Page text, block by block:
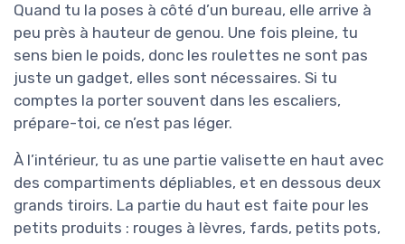
Quand tu la poses à côté d’un bureau, elle arrive à
peu près à hauteur de genou. Une fois pleine, tu
sens bien le poids, donc les roulettes ne sont pas
juste un gadget, elles sont nécessaires. Si tu
comptes la porter souvent dans les escaliers,
prépare-toi, ce n’est pas léger.
À l’intérieur, tu as une partie valisette en haut avec
des compartiments dépliables, et en dessous deux
grands tiroirs. La partie du haut est faite pour les
petits produits : rouges à lèvres, fards, petits pots,